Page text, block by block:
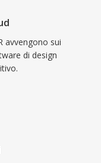
avvengono sui
di design